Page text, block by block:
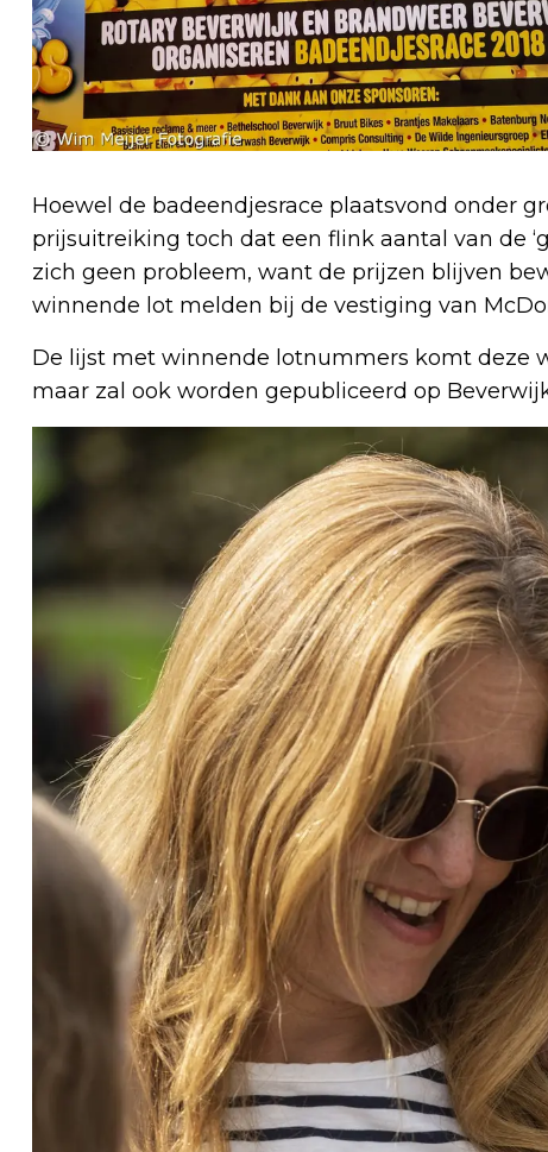
Hoewel de badeendjesrace plaatsvond onder
prijsuitreiking toch dat een flink aantal van de
zich geen probleem, want de prijzen blijven
winnende lot melden bij de vestiging van
De lijst met winnende lotnummers komt deze
maar zal ook worden gepubliceerd op